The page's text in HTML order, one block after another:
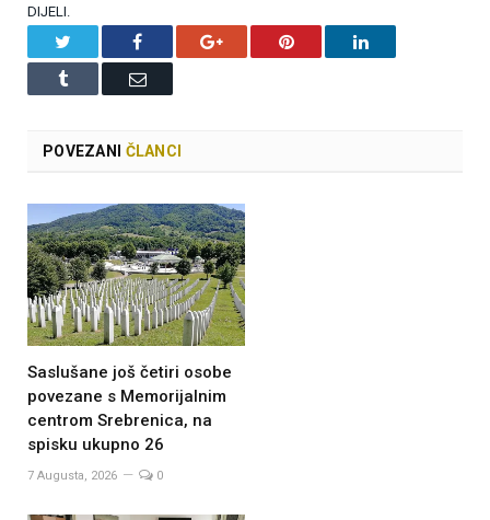
DIJELI.
Facebook Google+ Pinterest LinkedIn
Tumblr Email
POVEZANI ČLANCI
Saslušane još četiri osobe
povezane s Memorijalnim
centrom Srebrenica, na
spisku ukupno 26
7 Augusta, 2026 0